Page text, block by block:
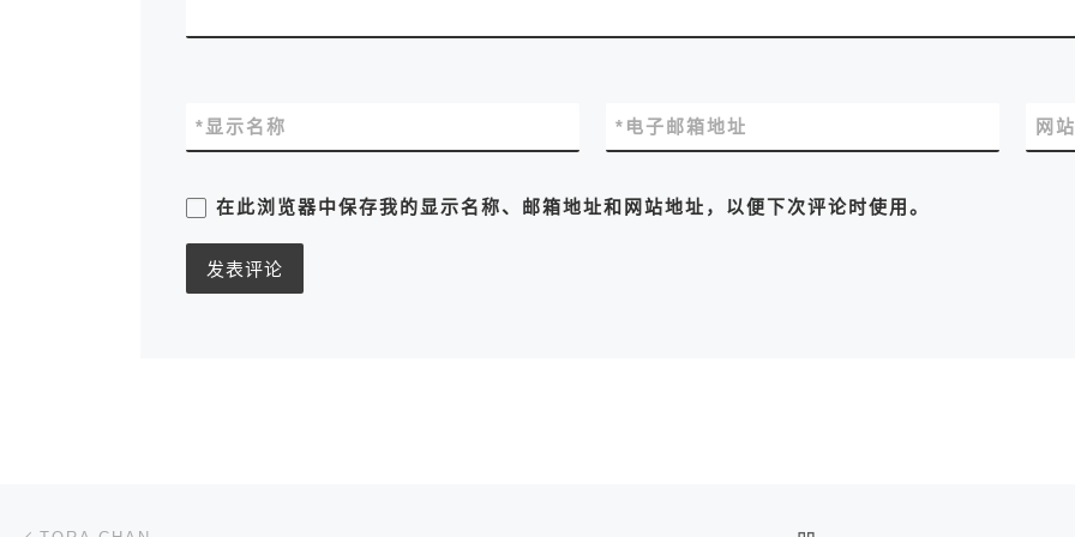
显示名称
* 电子邮箱地址
* 网
在此浏览器中保存我的显示名称、邮箱地址和网站地址，以便下次评论时使用。
文章导航